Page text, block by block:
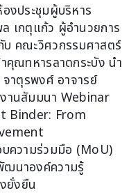
งประชุมผู้บริหาร
เกตุแก้ว ผู้อำนวยการ
คณะวิศวกรรมศาสตร์
าคุณทหารลาดกระบัง นำ
าตุรพงศ์ อาจารย์
งานสัมมนา Webinar
Binder: From
ความร่วมมือ (MoU)
ฒนาองค์ความรู้
ยั่งยืน